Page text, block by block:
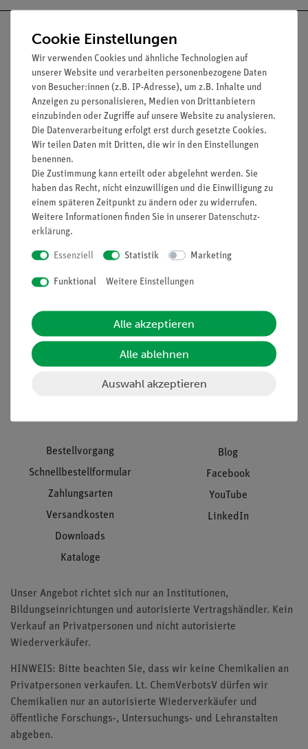
Nach oben
Informationen
Unternehmen
Projekte und Lösungen
Hinweisgeberschutz
Datenschutz
Service
Übersicht Service
Beratung & Showroom
Inbetriebnahme & Schulungen
Download &
Bestellvorgang
Schnellbestellformular
Zahlungsarten
Versandkosten
Downloads
Kataloge
Blog
Facebook
YouTube
LinkedIn
Unser Angebot richtet sich nur an Institutionen,
Bildungseinrichtungen und autorisierte Vertragshändler. Kein
Verkauf an Privatpersonen und nicht autorisierte
Wiederverkäufer.
HINWEIS: Bitte beachten Sie, dass wir keine Chemikalien an
Privatpersonen verkaufen. Lt. ChemVerbotsV dürfen wir
Chemikalien nur an autorisierte Wiederverkäufer und
öffentliche Forschungs-, Untersuchungs- und Lehranstalten
abgeben.
Cookie Einstellungen
Wir verwenden Cookies und ähnliche Technologien auf
unserer Website und verarbeiten personenbezogene Daten
von Besucher:innen (z.B. IP-Adresse), um z.B. Inhalte und
Anzeigen zu personalisieren, Medien von Drittanbietern
einzubinden oder Zugriffe auf unsere Website zu analysieren.
Die Datenverarbeitung erfolgt erst durch gesetzte Cookies.
Wir teilen Daten mit Dritten, die wir in den Einstellungen
benennen.
Die Zustimmung kann erteilt oder abgelehnt werden. Sie
haben das Recht, nicht einzuwilligen und die Einwilligung zu
einem späteren Zeitpunkt zu ändern oder zu widerrufen.
Weitere Informationen finden Sie in unserer Daten­schutz­
erklärung.
Essenziell Statistik Marketing
Funktional Weitere Einstellungen
Alle akzeptieren
Alle ablehnen
Auswahl akzeptieren